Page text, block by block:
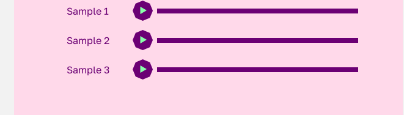
Sample 1
Sample 2
Sample 3